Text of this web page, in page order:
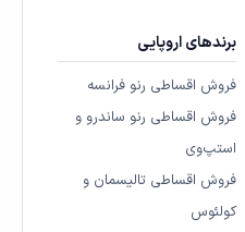
برندهای اروپایی
فروش اقساطی رنو فرانسه
فروش اقساطی رنو ساندرو و
استپ‌وی
فروش اقساطی تالیسمان و
کولئوس